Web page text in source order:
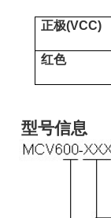
正极(VCC)
红色
型号信息